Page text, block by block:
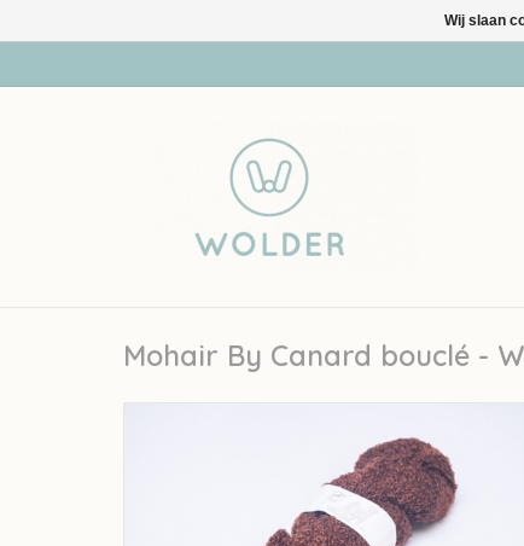
Mohair By Canard bouclé -
Wij slaan